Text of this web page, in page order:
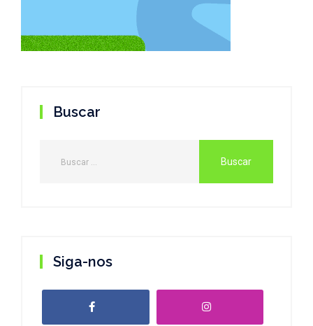
Buscar
Siga-nos